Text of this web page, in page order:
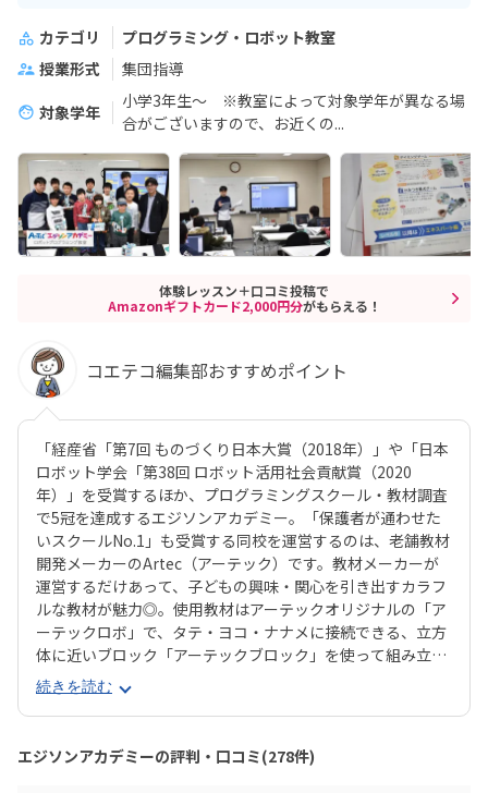
カテゴリ
プログラミング・ロボット教室
授業形式
集団指導
対象学年
小学3年生～ ※教室によって対象学年が異なる場
合がございますので、お近くの...
体験レッスン＋口コミ投稿で
Amazonギフトカード2,000円分がもらえる！
コエテコ編集部おすすめポイント
「経産省「第7回 ものづくり日本大賞（2018年）」や「日本
ロボット学会「第38回 ロボット活用社会貢献賞（2020
年）」を受賞するほか、プログラミングスクール・教材調査
で5冠を達成するエジソンアカデミー。「保護者が通わせた
いスクールNo.1」も受賞する同校を運営するのは、老舗教材
開発メーカーのArtec（アーテック）です。教材メーカーが
運営するだけあって、子どもの興味・関心を引き出すカラフ
ルな教材が魅力◎。使用教材はアーテックオリジナルの「ア
ーテックロボ」で、タテ・ヨコ・ナナメに接続できる、立方
体に近いブロック「アーテックブロック」を使って組み立て
ます。一般的なブロック教材に比べて自由度が高いので、立
体が苦手なお子さんでも思うとおりのロボットが組み立てら
れるでしょう。レゴ®︎ブロックよりも色合いがやさしめなの
で、女の子もとっつきやすいはずです。エジソンアカデミー
のカリキュラムの目玉は、毎月新しいロボットが作れるこ
続きを読む
エジソンアカデミーの評判・口コミ(278件)